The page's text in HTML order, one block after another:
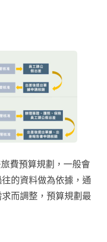
費預算規劃，一般會
的資料做為依據，通
而調整，預算規劃最